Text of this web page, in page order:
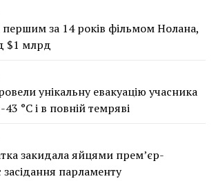
першим за 14 років фільмом Нолана,
$1 млрд
унікальну евакуацію учасника
°C і в повній темряві
закидала яйцями прем’єр-
засідання парламенту